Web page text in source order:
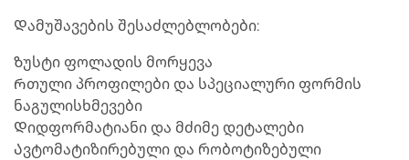
Დამუშავების შესაძლებლობები:
Ზუსტი ფოლადის მორყევა
Რთული პროფილები და სპეციალური ფორმის
ნაგულისხმევები
Დიდფორმატიანი და მძიმე დეტალები
Ავტომატიზირებული და რობოტიზებული